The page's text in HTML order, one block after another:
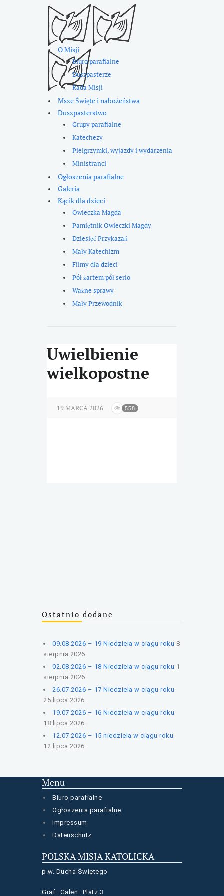
O Misji
Biuro parafialne
Duszpasterze
Rada Misji
Msze Święte i nabożeństwa
Duszpasterstwo
Grupy parafialne
Katechezy
Pielgrzymki, wyjazdy i wydarzenia
Ministranci
Ogłoszenia parafialne
Galeria
Kącik dla dzieci
Owieczka Magda
Pamiętnik Owieczki Magdy
Dziesięć Przykazań
Mały Katechizm
Filmy dla dzieci
Pół żartem pół serio
Ważne sprawy
Mały Przewodnik
Uwielbienie
wielkopostne
19 MARCA 2026 558
Ostatnio dodane
09.08.2026 – 19 Niedziela w ciągu roku 8
sierpnia 2026
02.08.2026 – 18 Niedziela w ciągu roku 1
sierpnia 2026
26.07.2026 – 17 Niedziela w ciągu roku
25 lipca 2026
19.07.2026 – 16 Niedziela w ciągu roku
18 lipca 2026
12.07.2026 – 15 niedziela w ciągu roku
12 lipca 2026
Menu
Biuro parafialne
Ogłoszenia parafialne
Impressum
Datenschutz
POLSKA MISJA KATOLICKA
p.w. Ducha Świętego
Graf–Galen–Platz 3